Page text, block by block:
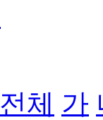
전체 가